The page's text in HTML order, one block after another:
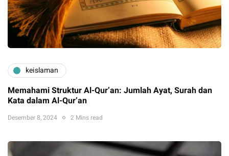
keislaman
Memahami Struktur Al-Qur’an: Jumlah Ayat, Surah dan
Kata dalam Al-Qur’an
Desember 8, 2024 2 Mins read